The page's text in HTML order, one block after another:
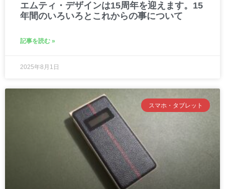
エムティ・デザインは15周年を迎えます。15
年間のいろいろとこれからの事について
記事を読む »
2025年8月1日
スマホ・タブレット